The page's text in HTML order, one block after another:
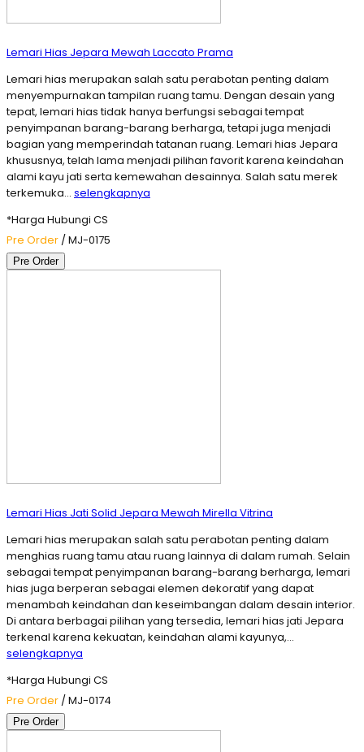
Lemari Hias Jepara Mewah Laccato Prama
Lemari hias merupakan salah satu perabotan penting dalam
menyempurnakan tampilan ruang tamu. Dengan desain yang
tepat, lemari hias tidak hanya berfungsi sebagai tempat
penyimpanan barang-barang berharga, tetapi juga menjadi
bagian yang memperindah tatanan ruang. Lemari hias Jepara
khususnya, telah lama menjadi pilihan favorit karena keindahan
alami kayu jati serta kemewahan desainnya. Salah satu merek
terkemuka… selengkapnya
*Harga Hubungi CS
Pre Order / MJ-0175
Pre Order
Lemari Hias Jati Solid Jepara Mewah Mirella Vitrina
Lemari hias merupakan salah satu perabotan penting dalam
menghias ruang tamu atau ruang lainnya di dalam rumah. Selain
sebagai tempat penyimpanan barang-barang berharga, lemari
hias juga berperan sebagai elemen dekoratif yang dapat
menambah keindahan dan keseimbangan dalam desain interior.
Di antara berbagai pilihan yang tersedia, lemari hias jati Jepara
terkenal karena kekuatan, keindahan alami kayunya,…
selengkapnya
*Harga Hubungi CS
Pre Order / MJ-0174
Pre Order